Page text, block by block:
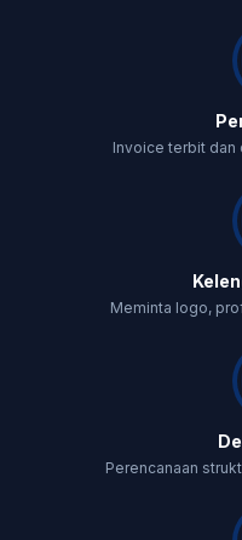
Invoice terbit dan
Meminta logo,
Perencanaan